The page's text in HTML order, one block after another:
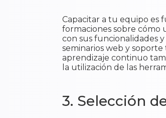
Capacitar a tu equipo es
formaciones sobre cómo
con sus funcionalidades
seminarios web y
aprendizaje continuo
la utilización de las
3. Selección